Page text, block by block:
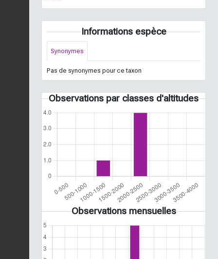
Informations espèce
Synonymes
Pas de synonymes pour ce taxon
Observations par classes d'altitudes
Observations mensuelles